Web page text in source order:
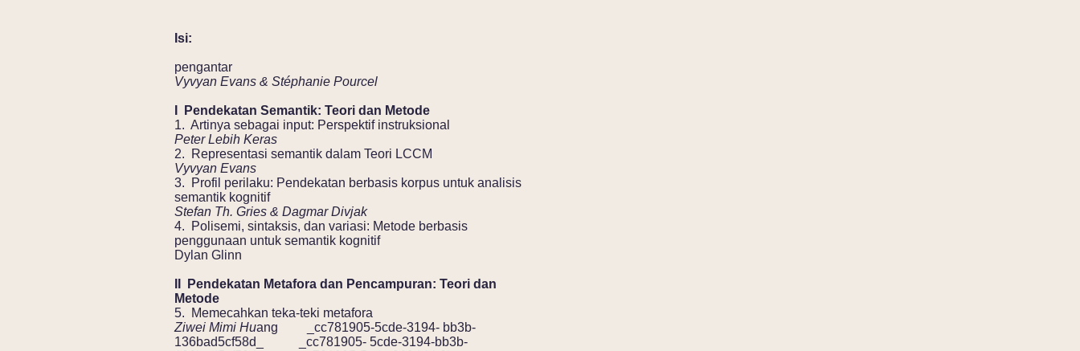
Isi:
pengantar
Vyvyan Evans & Stéphanie Pourcel
I Pendekatan Semantik: Teori dan Metode
1. Artinya sebagai input: Perspektif instruksional
Peter Lebih Keras
2. Representasi semantik dalam Teori LCCM
Vyvyan Evans
3. Profil perilaku: Pendekatan berbasis korpus untuk analisis
semantik kognitif
Stefan Th. Gries & Dagmar Divjak
4. Polisemi, sintaksis, dan variasi: Metode berbasis
penggunaan untuk semantik kognitif
Dylan Glinn
II Pendekatan Metafora dan Pencampuran: Teori dan
Metode
5. Memecahkan teka-teki metafora
Ziwei Mimi Huang _cc781905-5cde-3194- bb3b-
136bad5cf58d_ _cc781905- 5cde-3194-bb3b-